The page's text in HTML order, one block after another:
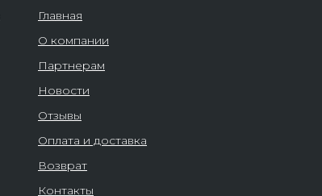
Главная
О компании
Партнерам
Новости
Отзывы
Оплата и доставка
Возврат
Контакты